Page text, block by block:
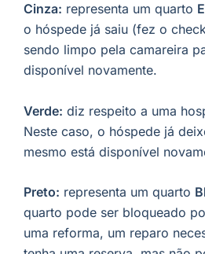
Cinza: representa um quarto
o hóspede já saiu (fez o
sendo limpo pela camareira
disponível novamente.
Verde: diz respeito a uma
Neste caso, o hóspede já
mesmo está disponível
Preto: representa um quarto
quarto pode ser bloqueado
uma reforma, um reparo